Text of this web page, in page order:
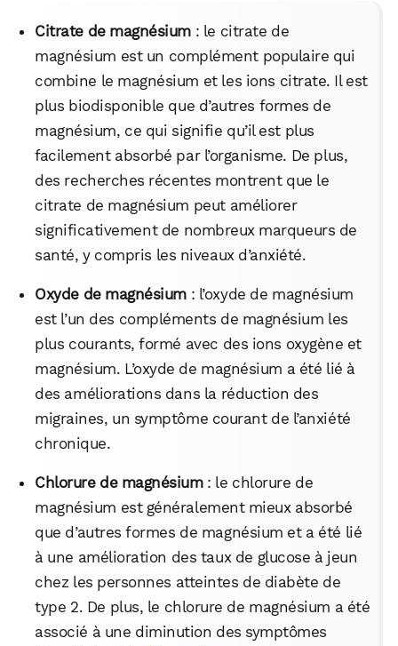
Citrate de magnésium : le citrate de
magnésium est un complément populaire qui
combine le magnésium et les ions citrate. Il est
plus biodisponible que d’autres formes de
magnésium, ce qui signifie qu’il est plus
facilement absorbé par l’organisme. De plus,
des recherches récentes montrent que le
citrate de magnésium peut améliorer
significativement de nombreux marqueurs de
santé, y compris les niveaux d’anxiété.
Oxyde de magnésium: l’oxyde de magnésium
est l’un des compléments de magnésium les
plus courants, formé avec des ions oxygène et
magnésium. L’oxyde de magnésium a été lié à
des améliorations dans la réduction des
migraines, un symptôme courant de l’anxiété
chronique.
Chlorure de magnésium: le chlorure de
magnésium est généralement mieux absorbé
que d’autres formes de magnésium et a été lié
à une amélioration des taux de glucose à jeun
chez les personnes atteintes de diabète de
type 2. De plus, le chlorure de magnésium a été
associé à une diminution des symptômes
WhatsApp Telegram Email
Facebook X LinkedIn